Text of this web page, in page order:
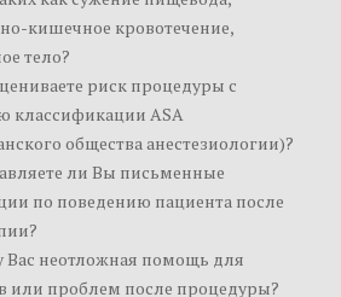
кишечное кровотечение,
тело?
риск процедуры с
классификации ASA
общества анестезиологии)?
ли Вы письменные
по поведению пациента после
Вас неотложная помощь для
или проблем после процедуры?